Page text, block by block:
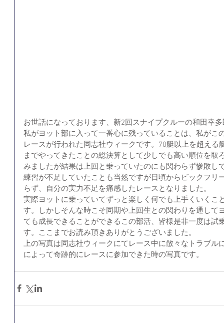
お世話になっております、新2回スナイプクルーの和田幸
私がヨット部に入って一番心に残っていることは、私がこ
レースが行われた同志社ウィークです。70艇以上を超える
までやってきたことの総決算として少しでも高い順位を取
みましたが結果は上回と乗っていたのにも関わらず惨敗し
練習が不足していたことも当然ですが日頃からビックフリ
らず、自分の実力不足を痛感したレースとなりました。
実際ヨットに乗っていてずっと楽しく何でも上手くいくこ
す。しかしそんな時こそ同期や上回生との関わりを通して
ても成長できることができるこの部活、皆様是非一度は試
す。ここまでお読み頂きありがとうございました。
上の写真は同志社ウィークにてレース中に散々なトラブル
によって奇跡的にレースに参加できた時の写真です。